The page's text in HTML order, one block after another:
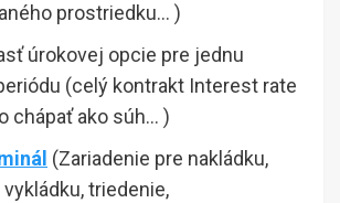
prostriedku… )
úrokovej opcie pre jednu
(celý kontrakt Interest rate
chápať ako súh… )
(Zariadenie pre nakládku,
vykládku, triedenie,